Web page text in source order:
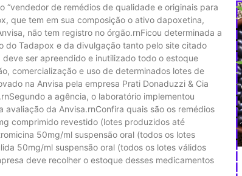
de remédios de qualidade e originais para
que tem em sua composição o ativo dapoxetina,
não tem registro no órgão.rnFicou determinada a
do Tadapox e da divulgação tanto pelo site citado
ser apreendido e inutilizado todo o estoque
comercialização e uso de determinados lotes de
na Anvisa pela empresa Prati Donaduzzi & Cia
a agência, o laboratório implementou
da Anvisa.rnConfira quais são os remédios
comprimido revestido (lotes produzidos até
50mg/ml suspensão oral (todos os lotes
50mg/ml suspensão oral (todos os lotes válidos
deve recolher o estoque desses medicamentos